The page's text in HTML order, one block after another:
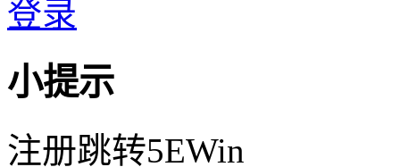
登录
小提示
注册跳转5EWin